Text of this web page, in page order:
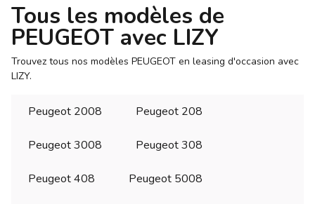
Tous les modèles de
PEUGEOT avec LIZY
Trouvez tous nos modèles PEUGEOT en leasing d'occasion avec
LIZY.
Peugeot 2008 Peugeot 208
Peugeot 3008 Peugeot 308
Peugeot 408 Peugeot 5008